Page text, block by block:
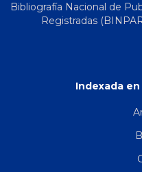
Bibliografía Nacional de
Registradas
Indexada